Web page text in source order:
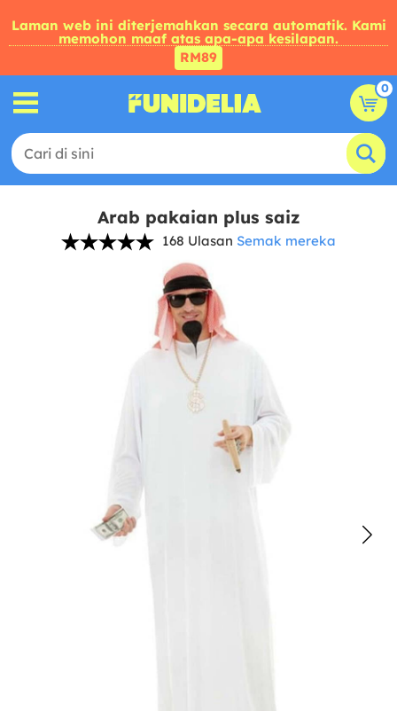
Laman web ini diterjemahkan secara automatik. Kami
memohon maaf atas apa-apa kesilapan.
RM89
0
Arab pakaian plus saiz
168 Ulasan Semak mereka